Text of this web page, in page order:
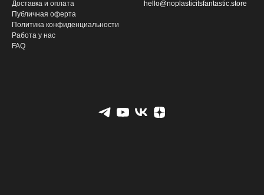
Доставка и оплата
Публичная оферта
Политика конфиденциальности
Работа у нас
FAQ
hello@noplasticitsfantastic.store